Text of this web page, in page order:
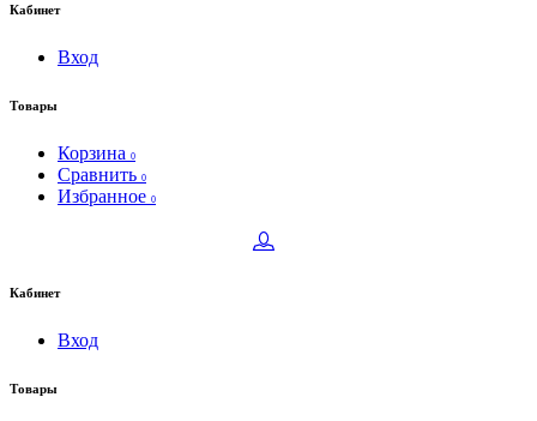
Кабинет
Вход
Товары
Корзина 0
Сравнить 0
Избранное 0
Кабинет
Вход
Товары